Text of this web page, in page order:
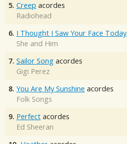
5. Creep acordes
Radiohead
6. I Thought I Saw Your Face Today
She and Him
7. Sailor Song acordes
Gigi Perez
8. You Are My Sunshine acordes
Folk Songs
9. Perfect acordes
Ed Sheeran